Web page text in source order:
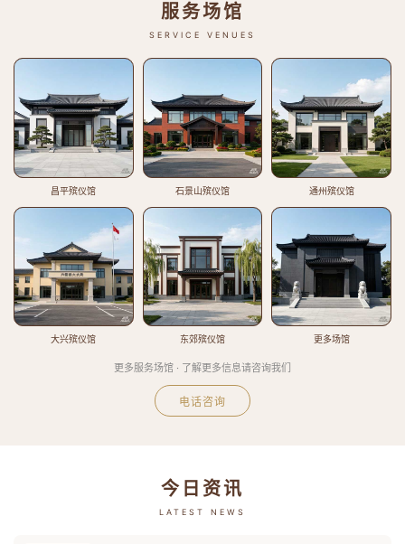
服务场馆
SERVICE VENUES
昌平殡仪馆 石景山殡仪馆 通州殡仪馆
大兴殡仪馆 东郊殡仪馆 更多场馆
更多服务场馆 · 了解更多信息请咨询我们
电话咨询
今日资讯
LATEST NEWS